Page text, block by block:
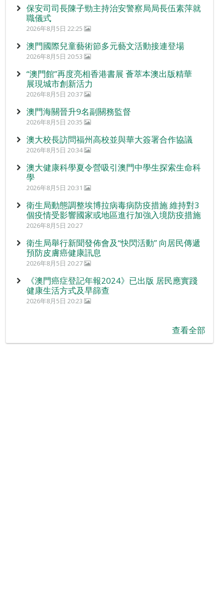
保安司司長陳子勁主持治安警察局局長伍素萍就
職儀式
2026年8月5日 22:25
澳門國際兒童藝術節多元藝文活動接連登場
2026年8月5日 20:53
“澳門館”再度亮相香港書展 薈萃本澳出版精華
展現城市創新活力
2026年8月5日 20:37
澳門海關晉升9名副關務監督
2026年8月5日 20:35
澳大校長訪問福州高校並與華大簽署合作協議
2026年8月5日 20:34
澳大健康科學夏令營吸引澳門中學生探索生命科
學
2026年8月5日 20:31
衛生局動態調整埃博拉病毒病防疫措施 維持對3
個疫情受影響國家或地區進行加強入境防疫措施
2026年8月5日 20:27
衛生局舉行新聞發佈會及“快閃活動” 向居民傳遞
預防皮膚癌健康訊息
2026年8月5日 20:27
《澳門癌症登記年報2024》已出版 居民應實踐
健康生活方式及早篩查
2026年8月5日 20:23
查看全部